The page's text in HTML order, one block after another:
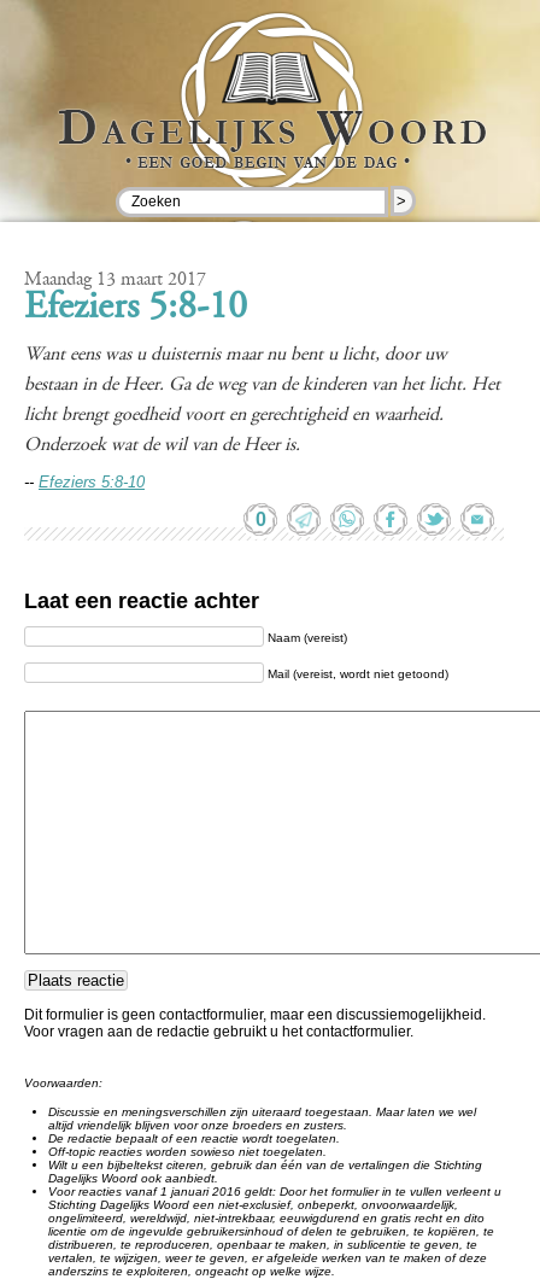
>
Maandag 13 maart 2017
Efeziers 5:8-10
Want eens was u duisternis maar nu bent u licht, door uw
bestaan in de Heer. Ga de weg van de kinderen van het licht. Het
licht brengt goedheid voort en gerechtigheid en waarheid.
Onderzoek wat de wil van de Heer is.
-- Efeziers 5:8-10
0
Laat een reactie achter
Naam (vereist)
Mail (vereist, wordt niet getoond)
Dit formulier is geen contactformulier, maar een discussiemogelijkheid.
Voor vragen aan de redactie gebruikt u het contactformulier.
Voorwaarden:
Discussie en meningsverschillen zijn uiteraard toegestaan. Maar laten we wel
altijd vriendelijk blijven voor onze broeders en zusters.
De redactie bepaalt of een reactie wordt toegelaten.
Off-topic reacties worden sowieso niet toegelaten.
Wilt u een bijbeltekst citeren, gebruik dan één van de vertalingen die Stichting
Dagelijks Woord ook aanbiedt.
Voor reacties vanaf 1 januari 2016 geldt: Door het formulier in te vullen verleent u
Stichting Dagelijks Woord een niet-exclusief, onbeperkt, onvoorwaardelijk,
ongelimiteerd, wereldwijd, niet-intrekbaar, eeuwigdurend en gratis recht en dito
licentie om de ingevulde gebruikersinhoud of delen te gebruiken, te kopiëren, te
distribueren, te reproduceren, openbaar te maken, in sublicentie te geven, te
vertalen, te wijzigen, weer te geven, er afgeleide werken van te maken of deze
anderszins te exploiteren, ongeacht op welke wijze.